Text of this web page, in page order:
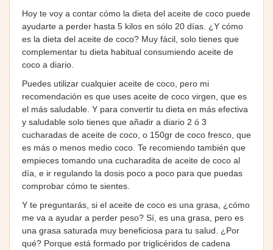
Hoy te voy a contar cómo la dieta del aceite de coco puede
ayudarte a perder hasta 5 kilos en sólo 20 días. ¿Y cómo
es la dieta del aceite de coco? Muy fácil, solo tienes que
complementar tu dieta habitual consumiendo aceite de
coco a diario.
Puedes utilizar cualquier aceite de coco, pero mi
recomendación es que uses aceite de coco virgen, que es
el más saludable. Y para convertir tu dieta en más efectiva
y saludable solo tienes que añadir a diario 2 ó 3
cucharadas de aceite de coco, o 150gr de coco fresco, que
es más o menos medio coco. Te recomiendo también que
empieces tomando una cucharadita de aceite de coco al
día, e ir regulando la dosis poco a poco para que puedas
comprobar cómo te sientes.
Y te preguntarás, si el aceite de coco es una grasa, ¿cómo
me va a ayudar a perder peso? Sí, es una grasa, pero es
una grasa saturada muy beneficiosa para tu salud. ¿Por
qué? Porque está formado por triglicéridos de cadena